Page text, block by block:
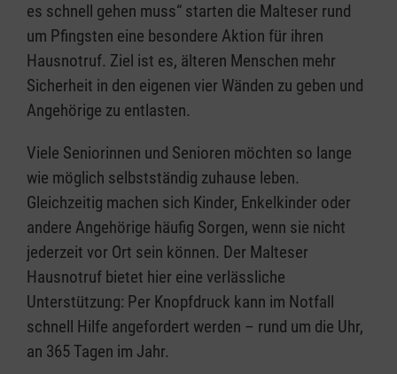
es schnell gehen muss“ starten die Malteser rund
um Pfingsten eine besondere Aktion für ihren
Hausnotruf. Ziel ist es, älteren Menschen mehr
Sicherheit in den eigenen vier Wänden zu geben und
Angehörige zu entlasten.
Viele Seniorinnen und Senioren möchten so lange
wie möglich selbstständig zuhause leben.
Gleichzeitig machen sich Kinder, Enkelkinder oder
andere Angehörige häufig Sorgen, wenn sie nicht
jederzeit vor Ort sein können. Der Malteser
Hausnotruf bietet hier eine verlässliche
Unterstützung: Per Knopfdruck kann im Notfall
schnell Hilfe angefordert werden – rund um die Uhr,
an 365 Tagen im Jahr.